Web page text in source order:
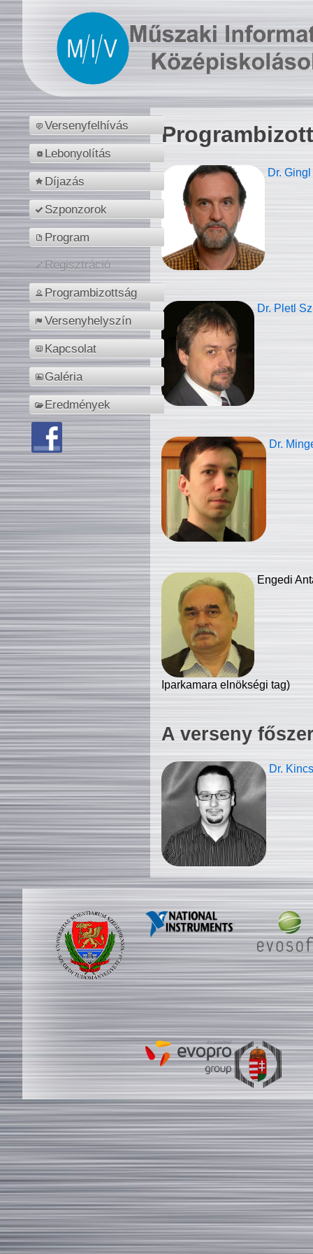
Versenyfelhívás
Lebonyolítás
Díjazás
Szponzorok
Program
Regisztráció
Programbizottság
Versenyhelyszín
Kapcsolat
Galéria
Eredmények
Dr.
Dr. Pletl
Dr.
Engedi
Iparkamara elnökségi tag)
A verseny
Dr.